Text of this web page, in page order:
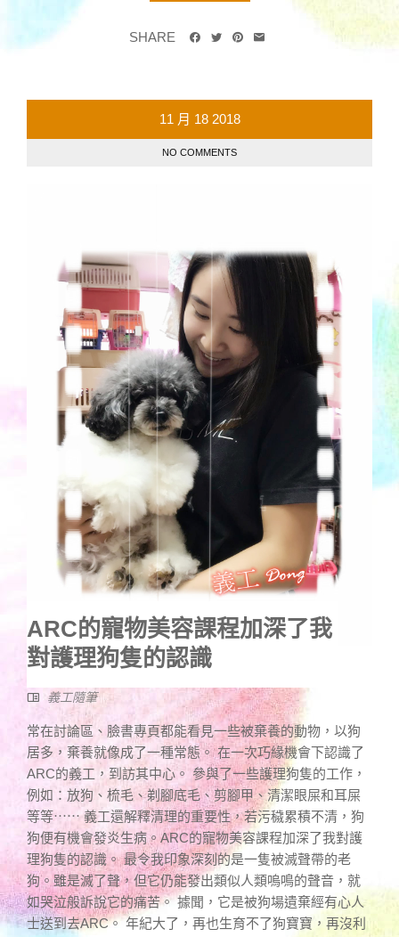
SHARE
11 月 18 2018
NO COMMENTS
ARC的寵物美容課程加深了我
對護理狗隻的認識
義工隨筆
常在討論區、臉書專頁都能看見一些被棄養的動物，以狗
居多，棄養就像成了一種常態。 在一次巧緣機會下認識了
ARC的義工，到訪其中心。 參與了一些護理狗隻的工作，
例如：放狗、梳毛、剃腳底毛、剪腳甲、清潔眼屎和耳屎
等等⋯⋯ 義工還解釋清理的重要性，若污穢累積不清，狗
狗便有機會發炎生病。ARC的寵物美容課程加深了我對護
理狗隻的認識。 最令我印象深刻的是一隻被滅聲帶的老
狗。雖是滅了聲，但它仍能發出類似人類嗚鳴的聲音，就
如哭泣般訴說它的痛苦。 據聞，它是被狗場遺棄經有心人
士送到去ARC。 年紀大了，再也生育不了狗寶寶，再沒利